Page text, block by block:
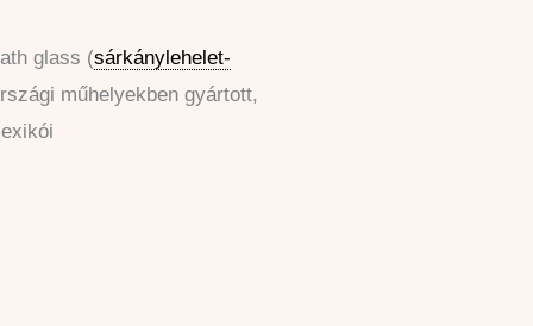
glass (sárkánylehelet-
műhelyekben gyártott,